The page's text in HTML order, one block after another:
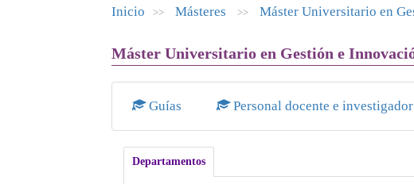
Inicio >> Másteres >> Máster Universitario en
Máster Universitario en Gestión e
Guías Personal docente e investigador
Departamentos